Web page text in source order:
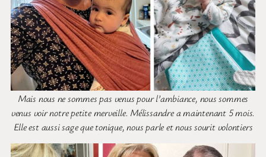
Mais nous ne sommes pas venus pour l’ambiance, nous sommes
venus voir notre petite merveille. Mélissandre a maintenant 5 mois.
Elle est aussi sage que tonique, nous parle et nous sourit volontiers